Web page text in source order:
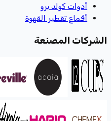
أدوات كولد برو
أقماع تقطير القهوة
الشركات المصنعة